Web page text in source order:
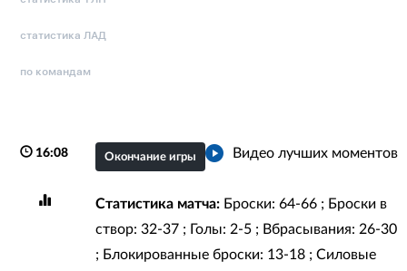
статистика ЛАД
по командам
16:08 Видео лучших моментов
Окончание игры
Статистика матча:Броски: 64-66 ; Броски в
створ: 32-37 ; Голы: 2-5 ; Вбрасывания: 26-30
; Блокированные броски: 13-18 ; Силовые